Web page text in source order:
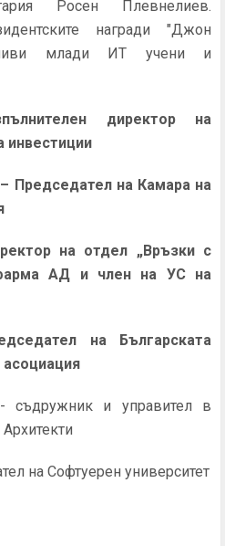
Росен Плевнелиев.
награди "Джон
млади ИТ учени и
директор на
инвестиции
– Председател на Камара на
на отдел „Връзки с
АД и член на УС на
на Българската
и управител в
на Софтуерен университет